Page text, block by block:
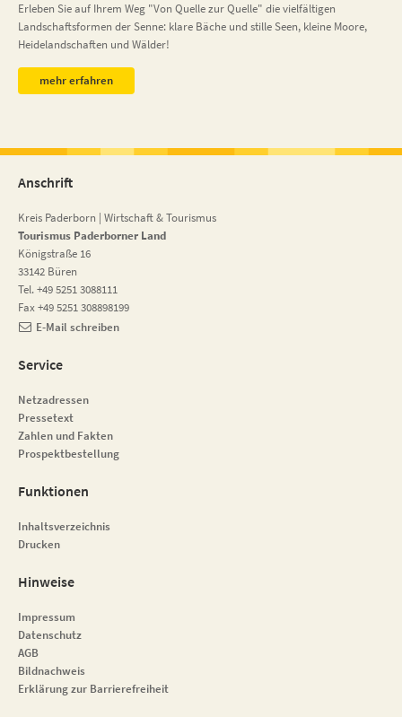
Erleben Sie auf Ihrem Weg "Von Quelle zur Quelle" die vielfältigen
Landschaftsformen der Senne: klare Bäche und stille Seen, kleine Moore,
Heidelandschaften und Wälder!
mehr erfahren
Anschrift
Kreis Paderborn | Wirtschaft & Tourismus
Tourismus Paderborner Land
Königstraße 16
33142 Büren
Tel. +49 5251 3088111
Fax +49 5251 308898199
E-Mail schreiben
Service
Netzadressen
Pressetext
Zahlen und Fakten
Prospektbestellung
Funktionen
Inhaltsverzeichnis
Drucken
Hinweise
Impressum
Datenschutz
AGB
Bildnachweis
Erklärung zur Barrierefreiheit